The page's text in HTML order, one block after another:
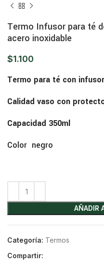
Termo Infusor para té
acero inoxidable
$1.100
Termo para té con
Calidad vaso con
Capacidad 350ml
Color negro
AÑADIR
Categoría: Termos
Compartir: